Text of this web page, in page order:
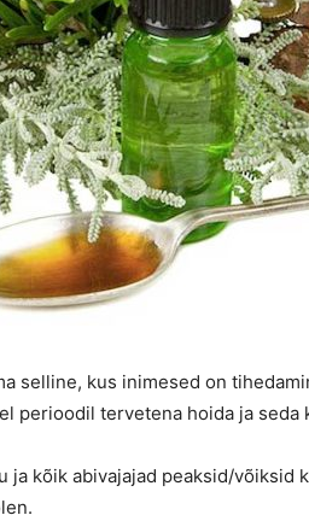
selline, kus inimesed on
perioodil tervetena hoida ja seda
kõik abivajajad peaksid/võiksid